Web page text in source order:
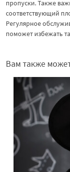
пропуски. Также
соответствующий
Регулярное
поможет избежать
Вам также